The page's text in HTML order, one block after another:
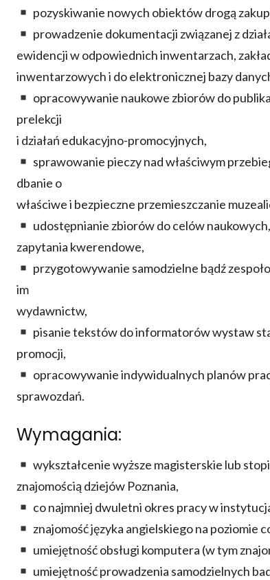
pozyskiwanie nowych obiektów drogą
prowadzenie dokumentacji związanej z
ewidencji w odpowiednich inwentarzach,
inwentarzowych i do elektronicznej bazy
opracowywanie naukowe zbiorów do
prelekcji
i działań edukacyjno-promocyjnych,
sprawowanie pieczy nad właściwym
dbanie o
właściwe i bezpieczne przemieszczanie
udostępnianie zbiorów do celów
zapytania kwerendowe,
przygotowywanie samodzielne bądź
im
wydawnictw,
pisanie tekstów do informatorów wystaw
promocji,
opracowywanie indywidualnych planów
sprawozdań.
Wymagania:
wykształcenie wyższe magisterskie lub
znajomością dziejów Poznania,
co najmniej dwuletni okres pracy w
znajomość języka angielskiego na poziomie
umiejętność obsługi komputera (w tym
umiejętność prowadzenia samodzielnych